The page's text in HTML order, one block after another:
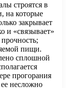
строятся в
на которые
закрывает
и «связывает»
пищи.
сплошной
прогорания
ее несложно